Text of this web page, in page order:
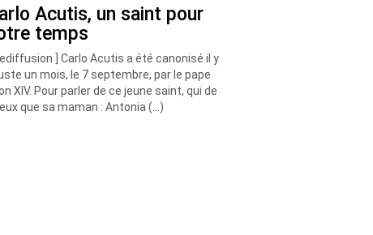
Acutis, un saint pour
temps
] Carlo Acutis a été canonisé il y
un mois, le 7 septembre, par le pape
XIV. Pour parler de ce jeune saint, qui de
que sa maman : Antonia (…)